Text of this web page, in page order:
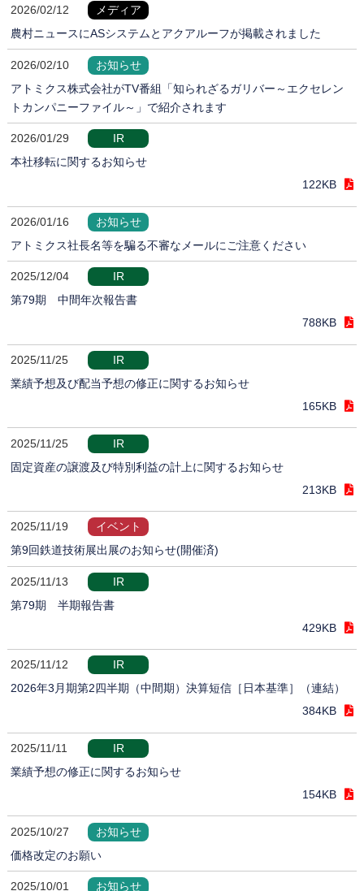
2026/02/12
メディア
農村ニュースにASシステムとアクアルーフが掲載されました
2026/02/10
お知らせ
アトミクス株式会社がTV番組「知られざるガリバー～エクセレン
トカンパニーファイル～」で紹介されます
2026/01/29
IR
本社移転に関するお知らせ
122KB
2026/01/16
お知らせ
アトミクス社長名等を騙る不審なメールにご注意ください
2025/12/04
IR
第79期 中間年次報告書
788KB
2025/11/25
IR
業績予想及び配当予想の修正に関するお知らせ
165KB
2025/11/25
IR
固定資産の譲渡及び特別利益の計上に関するお知らせ
213KB
2025/11/19
イベント
第9回鉄道技術展出展のお知らせ(開催済)
2025/11/13
IR
第79期 半期報告書
429KB
2025/11/12
IR
2026年3月期第2四半期（中間期）決算短信［日本基準］（連結）
384KB
2025/11/11
IR
業績予想の修正に関するお知らせ
154KB
2025/10/27
お知らせ
価格改定のお願い
2025/10/01 お知らせ